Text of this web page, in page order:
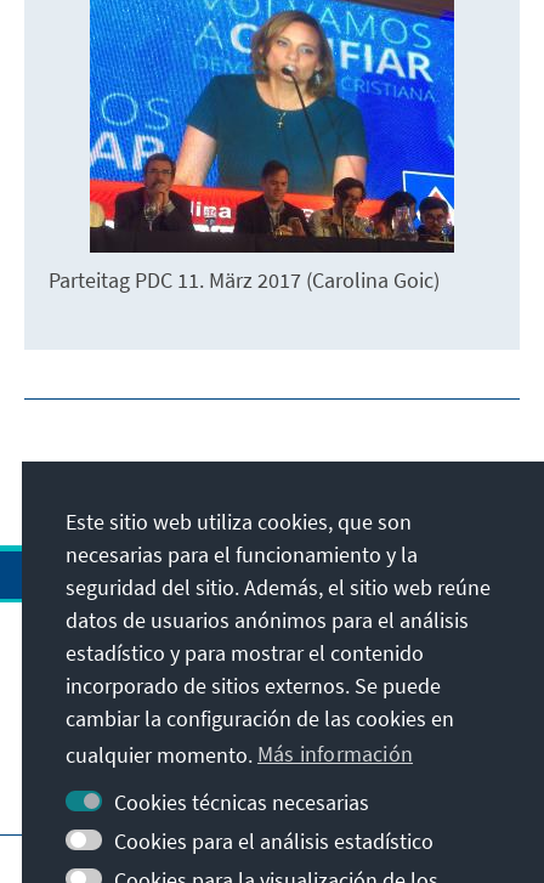
Parteitag PDC 11. März 2017 (Carolina Goic)
Dirección
Contacto
Visita también
Página principal de la KAS
Este sitio web utiliza cookies, que son
necesarias para el funcionamiento y la
seguridad del sitio. Además, el sitio web reúne
datos de usuarios anónimos para el análisis
estadístico y para mostrar el contenido
incorporado de sitios externos. Se puede
cambiar la configuración de las cookies en
cualquier momento. Más información
Cookies técnicas necesarias
Cookies para el análisis estadístico